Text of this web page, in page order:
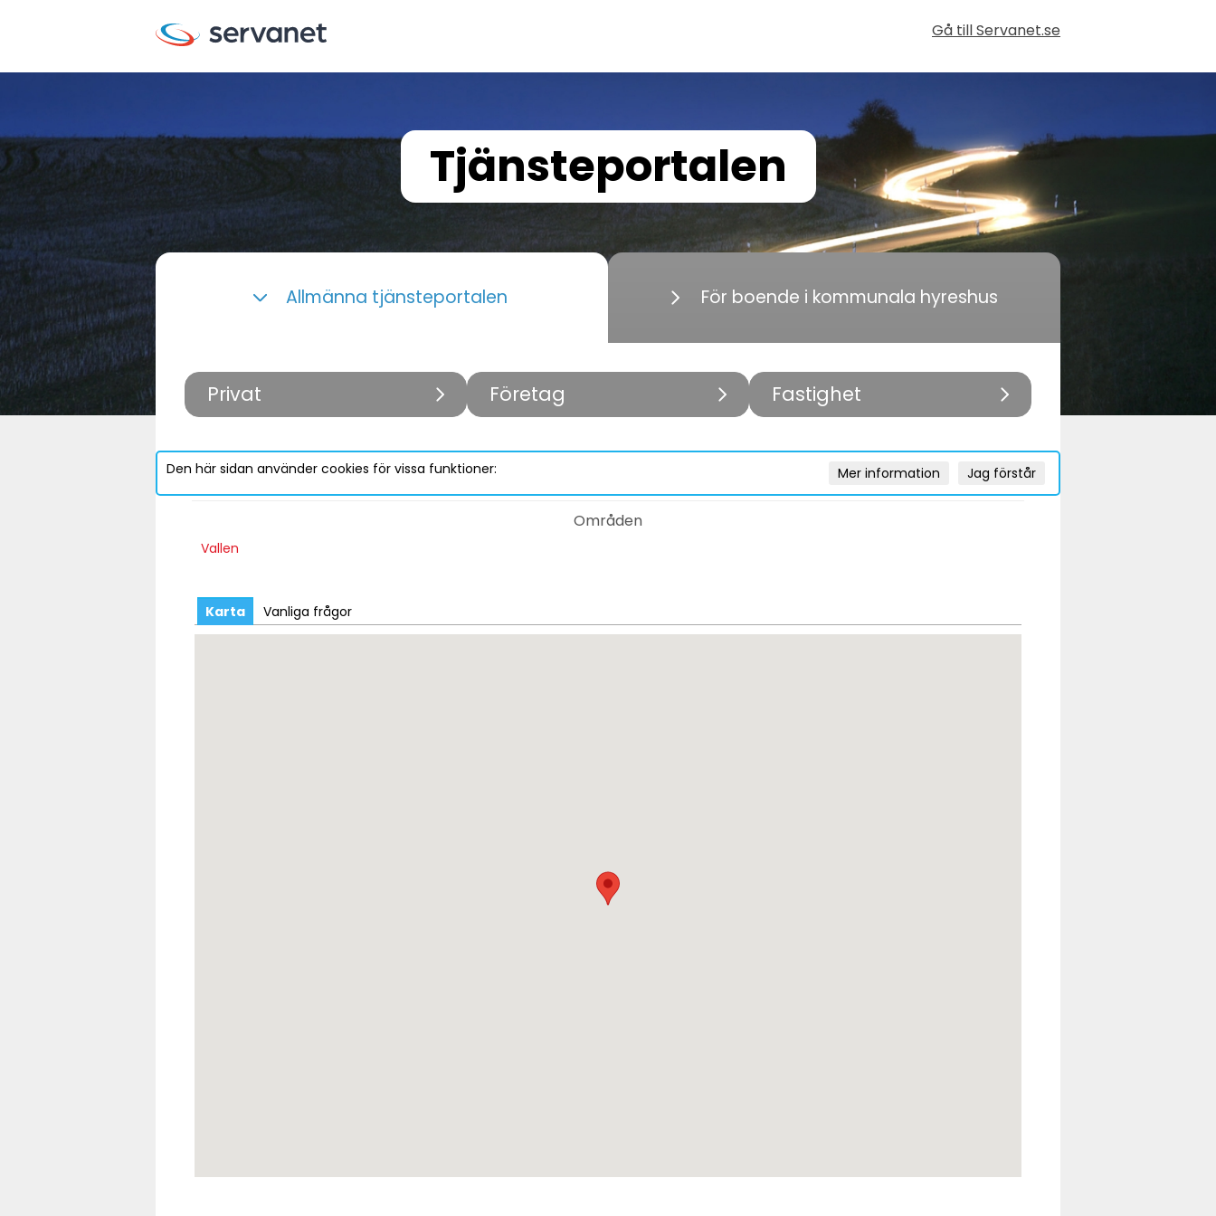
Gå till Servanet.se
Tjänsteportalen
Allmänna tjänsteportalen För boende i kommunala hyreshus
Privat Företag Fastighet
Den här sidan använder cookies för vissa funktioner: Jag förstår
Mer information
Områden
Vallen
Karta Vanliga frågor